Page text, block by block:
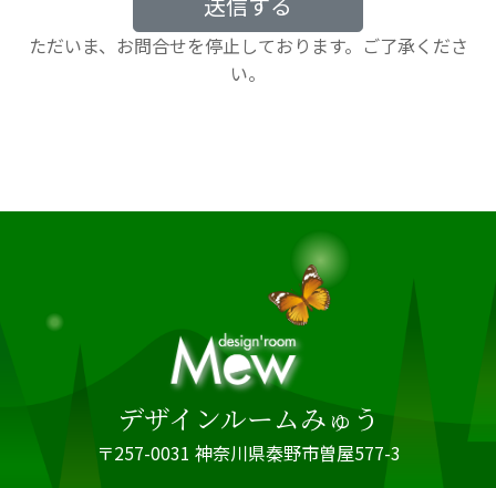
ただいま、お問合せを停止しております。ご了承くださ
い。
デザインルームみゅう
〒257-0031 神奈川県秦野市曽屋577-3